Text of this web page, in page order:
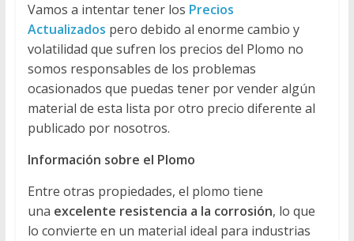
Vamos a intentar tener los Precios
Actualizados pero debido al enorme cambio y
volatilidad que sufren los precios del Plomo no
somos responsables de los problemas
ocasionados que puedas tener por vender algún
material de esta lista por otro precio diferente al
publicado por nosotros.
Información sobre el Plomo
Entre otras propiedades, el plomo tiene
una excelente resistencia a la corrosión, lo que
lo convierte en un material ideal para industrias